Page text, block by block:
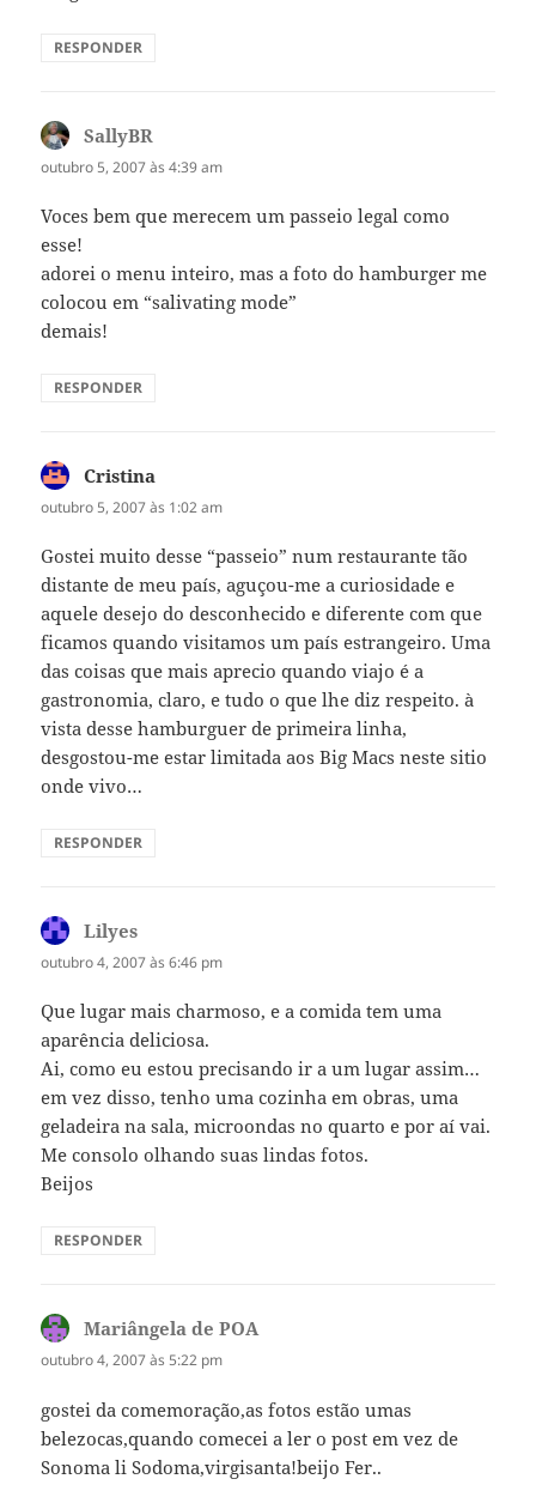
RESPONDER
SallyBR
outubro 5, 2007 às 4:39 am
Voces bem que merecem um passeio legal como
esse!
adorei o menu inteiro, mas a foto do hamburger me
colocou em “salivating mode”
demais!
RESPONDER
Cristina
outubro 5, 2007 às 1:02 am
Gostei muito desse “passeio” num restaurante tão
distante de meu país, aguçou-me a curiosidade e
aquele desejo do desconhecido e diferente com que
ficamos quando visitamos um país estrangeiro. Uma
das coisas que mais aprecio quando viajo é a
gastronomia, claro, e tudo o que lhe diz respeito. à
vista desse hamburguer de primeira linha,
desgostou-me estar limitada aos Big Macs neste sitio
onde vivo…
RESPONDER
Lilyes
outubro 4, 2007 às 6:46 pm
Que lugar mais charmoso, e a comida tem uma
aparência deliciosa.
Ai, como eu estou precisando ir a um lugar assim…
em vez disso, tenho uma cozinha em obras, uma
geladeira na sala, microondas no quarto e por aí vai.
Me consolo olhando suas lindas fotos.
Beijos
RESPONDER
Mariângela de POAdisse:
outubro 4, 2007 às 5:22 pm
gostei da comemoração,as fotos estão umas
belezocas,quando comecei a ler o post em vez de
Sonoma li Sodoma,virgisanta!beijo Fer..